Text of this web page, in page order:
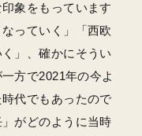
象をもっています
っていく」「西欧
」、確かにそうい
方で2021年の今よ
代でもあったので
がどのように当時